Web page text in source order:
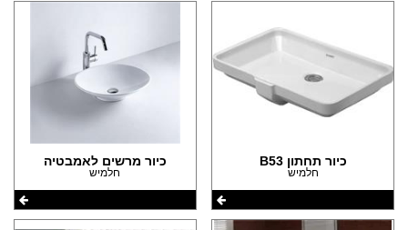
כיור תחתון B53
חלמיש
כיור מרשים לאמבטיה
חלמיש